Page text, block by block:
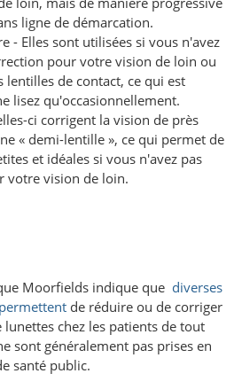
ligne de démarcation.
- Elles sont utilisées si vous n'avez
pour votre vision de loin ou
lentilles de contact, ce qui est
lisez qu'occasionnellement.
ci corrigent la vision de près
« demi-lentille », ce qui permet de
et idéales si vous n'avez pas
votre vision de loin.
Moorfields indique que diverses
de réduire ou de corriger
chez les patients de tout
sont généralement pas prises en
santé public.